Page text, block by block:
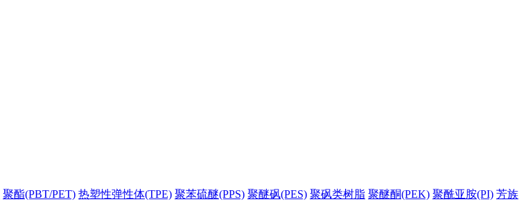
聚酯(PBT/PET) 热塑性弹性体(TPE) 聚苯硫醚(PPS) 聚醚砜(PES) 聚砜类树脂 聚醚酮(PEK) 聚酰亚胺(PI) 芳族